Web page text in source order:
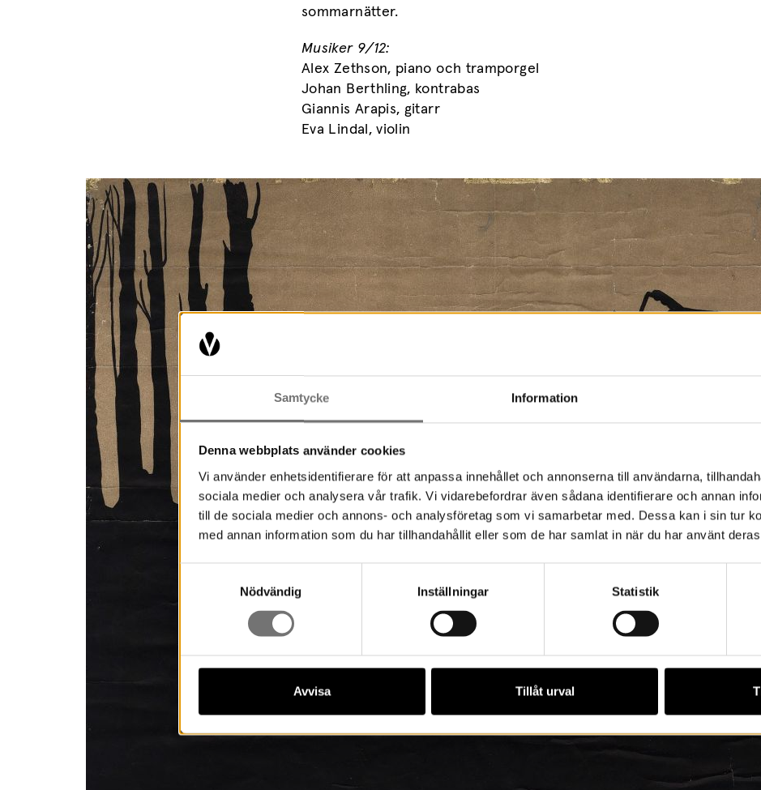
Samtycke Information
Denna webbplats använder cookies
Vi använder enhetsidentifierare för att anpassa innehållet och annonserna till användarna,
sociala medier och analysera vår trafik. Vi vidarebefordrar även sådana identifierare och annan
till de sociala medier och annons- och analysföretag som vi samarbetar med. Dessa kan i sin tur
med annan information som du har tillhandahållit eller som de har samlat in när du har använt
Nödvändig
Inställningar Statistik
Avvisa Tillåt urval
sommarnätter.
Musiker 9/12:
Alex Zethson, piano och tramporgel
Johan Berthling, kontrabas
Giannis Arapis, gitarr
Eva Lindal, violin